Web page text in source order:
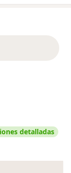
detalladas